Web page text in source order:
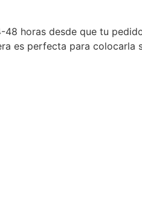
48 horas desde que tu
es perfecta para colocarla